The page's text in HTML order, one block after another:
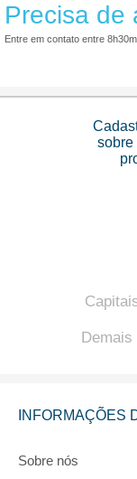
Precisa de
Entre em contato entre
sobre
Demais
INFORMAÇÕES
Sobre nós